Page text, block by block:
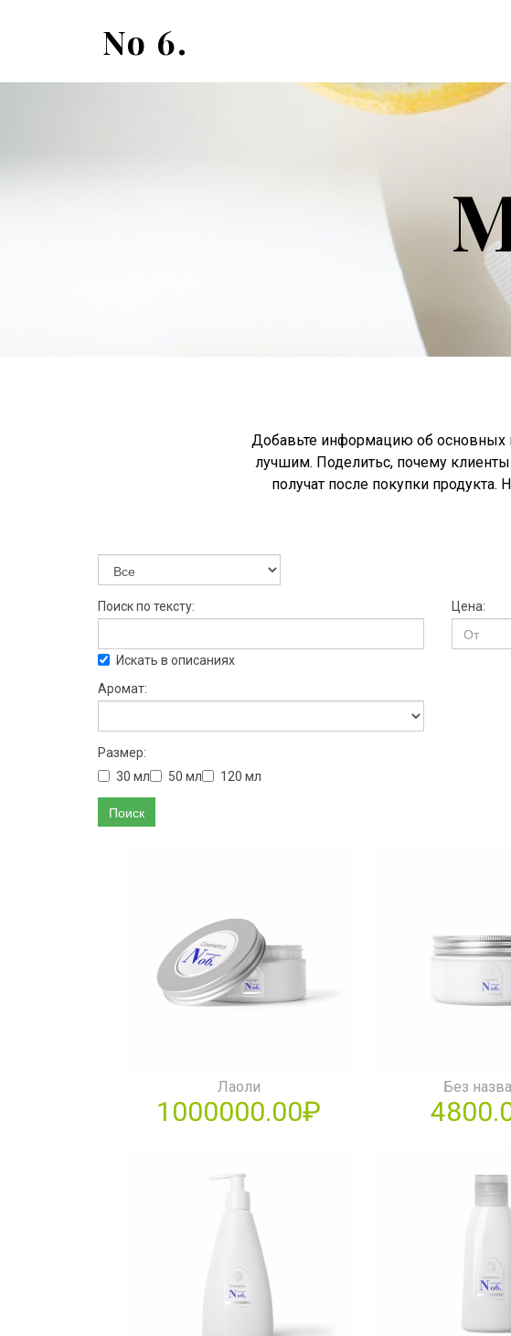
No 6.
Добавьте информацию об основных
лучшим. Поделитьс, почему
получат после покупки продукта.
Поиск по тексту:
Искать в описаниях
Цена:
Аромат:
Размер:
30 мл
50 мл 120 мл
Поиск
Лаоли
1000000.00₽
Без